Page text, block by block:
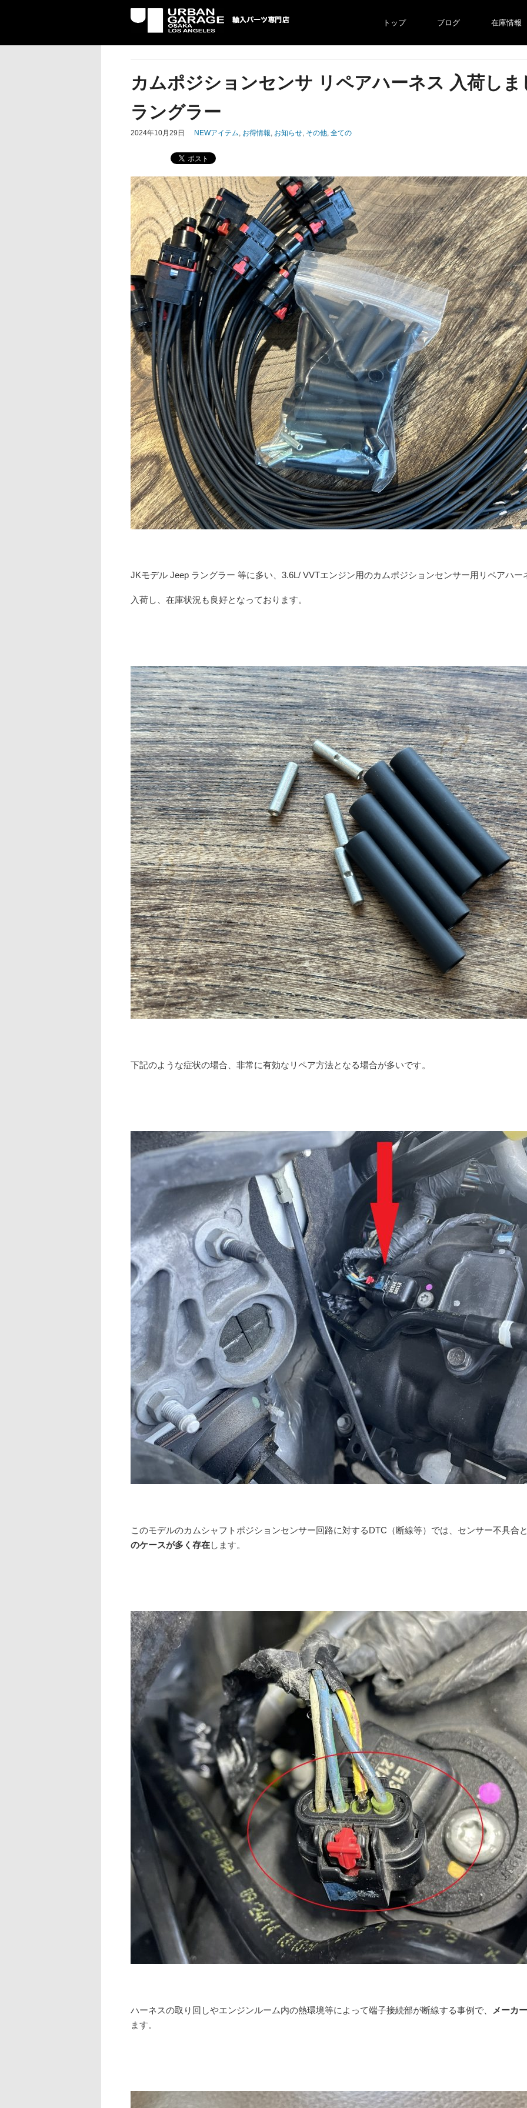
トップ ブログ 在庫情報
カムポジションセンサ リペアハーネス 入荷し
ラングラー
2024年10月29日 NEWアイテム, お得情報, お知らせ, その他, 全ての
JKモデル Jeep ラングラー 等に多い、3.6L/ VVTエンジン用のカムポジションセンサー用リペアハー
入荷し、在庫状況も良好となっております。
下記のような症状の場合、非常に有効なリペア方法となる場合が多いです。
このモデルのカムシャフトポジションセンサー回路に対するDTC（断線等）では、センサー不具合
のケースが多く存在します。
ハーネスの取り回しやエンジンルーム内の熱環境等によって端子接続部が断線する事例で、
メーカ
ます。